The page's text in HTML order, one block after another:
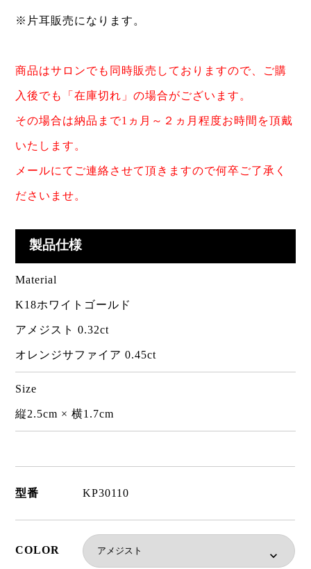
※片耳販売になります。
商品はサロンでも同時販売しておりますので、ご購
入後でも「在庫切れ」の場合がございます。
その場合は納品まで1ヵ月～２ヵ月程度お時間を頂戴
いたします。
メールにてご連絡させて頂きますので何卒ご了承く
ださいませ。
製品仕様
Material
K18ホワイトゴールド
アメジスト 0.32ct
オレンジサファイア 0.45ct
Size
縦2.5cm × 横1.7cm
型番 KP30110
COLOR